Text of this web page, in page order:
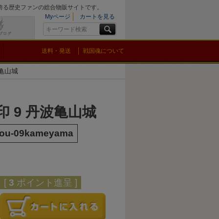
歴史ファンの総合物販サイトです。
Myページ
カートを見る
送料・発送 戦国魂について
山城
9 丹波亀山城
09kameyama
[ 3 ポイント進呈 ]